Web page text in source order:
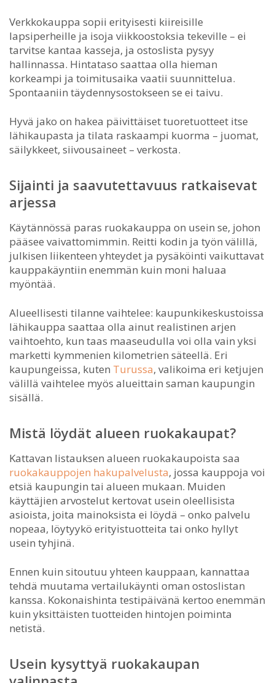
Verkkokauppa sopii erityisesti kiireisille
lapsiperheille ja isoja viikkoostoksia tekeville – ei
tarvitse kantaa kasseja, ja ostoslista pysyy
hallinnassa. Hintataso saattaa olla hieman
korkeampi ja toimitusaika vaatii suunnittelua.
Spontaaniin täydennysostokseen se ei taivu.
Hyvä jako on hakea päivittäiset tuoretuotteet itse
lähikaupasta ja tilata raskaampi kuorma – juomat,
säilykkeet, siivousaineet – verkosta.
Sijainti ja saavutettavuus ratkaisevat
arjessa
Käytännössä paras ruokakauppa on usein se, johon
pääsee vaivattomimmin. Reitti kodin ja työn välillä,
julkisen liikenteen yhteydet ja pysäköinti vaikuttavat
kauppakäyntiin enemmän kuin moni haluaa
myöntää.
Alueellisesti tilanne vaihtelee: kaupunkikeskustoissa
lähikauppa saattaa olla ainut realistinen arjen
vaihtoehto, kun taas maaseudulla voi olla vain yksi
marketti kymmenien kilometrien säteellä. Eri
kaupungeissa, kuten Turussa, valikoima eri ketjujen
välillä vaihtelee myös alueittain saman kaupungin
sisällä.
Mistä löydät alueen ruokakaupat?
Kattavan listauksen alueen ruokakaupoista saa
ruokakauppojen hakupalvelusta, jossa kauppoja voi
etsiä kaupungin tai alueen mukaan. Muiden
käyttäjien arvostelut kertovat usein oleellisista
asioista, joita mainoksista ei löydä – onko palvelu
nopeaa, löytyykö erityistuotteita tai onko hyllyt
usein tyhjinä.
Ennen kuin sitoutuu yhteen kauppaan, kannattaa
tehdä muutama vertailukäynti oman ostoslistan
kanssa. Kokonaishinta testipäivänä kertoo enemmän
kuin yksittäisten tuotteiden hintojen poiminta
netistä.
Usein kysyttyä ruokakaupan